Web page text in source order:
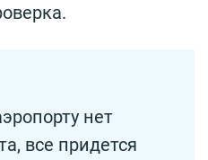
нет
все придется